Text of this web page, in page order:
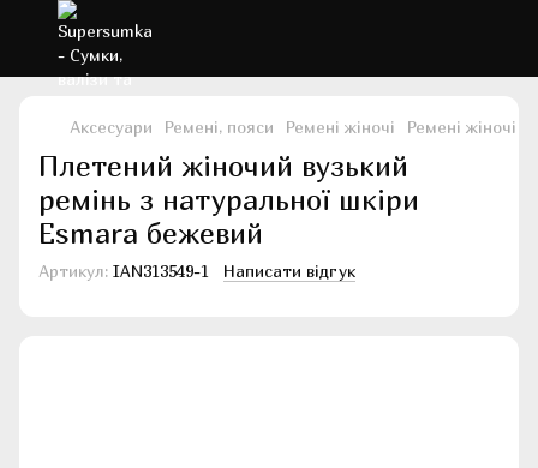
Аксесуари Ремені, пояси Ремені жіночі Ремені жіночі
Плетений жіночий вузький
ремінь з натуральної шкіри
Esmara бежевий
Артикул: IAN313549-1 Написати відгук